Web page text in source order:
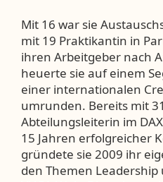
Mit 16 war sie
mit 19 Praktikantin in
ihren Arbeitgeber nach
heuerte sie auf einem
einer internationalen
umrunden. Bereits mit
Abteilungsleiterin im
15 Jahren erfolgreicher
gründete sie 2009 ihr
den Themen